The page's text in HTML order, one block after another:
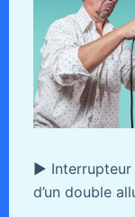
► Interrupteur
d’un double